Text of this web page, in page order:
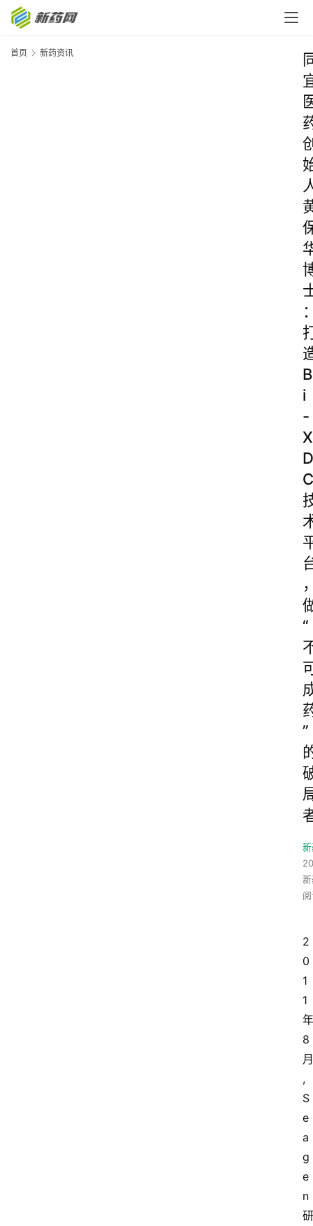
首页 新药资讯
B
i
-
X
D
C
“
”
2
0
1
1
年
8
月
,
S
e
a
g
e
n
研